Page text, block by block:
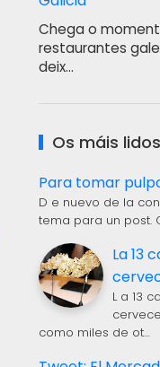
Chega o
restaurantes
deix…
Os máis lidos
Para tomar
D e nuevo de la
tema para un post.
La 13
L a 13
como miles de ot…